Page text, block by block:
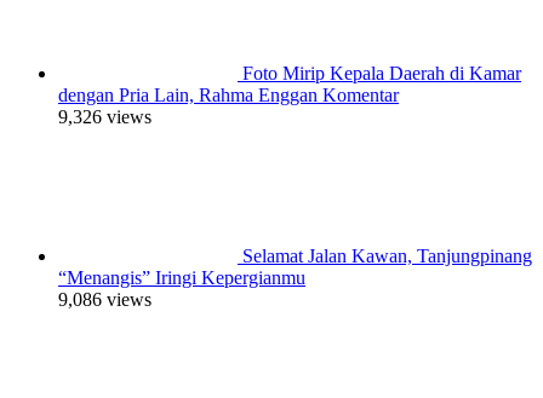
Foto Mirip Kepala Daerah di Kamar
dengan Pria Lain, Rahma Enggan Komentar
9,326 views
Selamat Jalan Kawan, Tanjungpinang
“Menangis” Iringi Kepergianmu
9,086 views